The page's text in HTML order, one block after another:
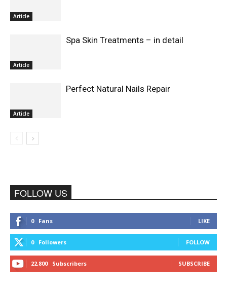
Article
Article
Spa Skin Treatments – in detail
Article
Perfect Natural Nails Repair
FOLLOW US
0 Fans LIKE
0 Followers FOLLOW
22,800 Subscribers SUBSCRIBE